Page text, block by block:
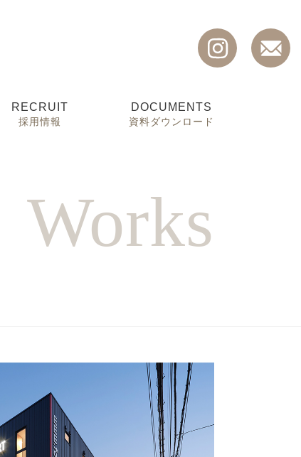
RECRUIT
採用情報
DOCUMENTS
資料ダウンロード
Works